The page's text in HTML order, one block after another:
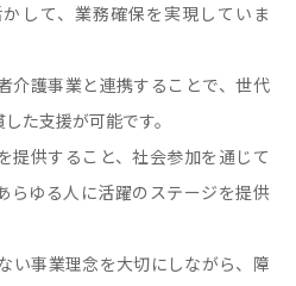
して、業務確保を実現していま
介護事業と連携することで、世代
た支援が可能です。
提供すること、社会参加を通じて
らゆる人に活躍のステージを提供
い事業理念を大切にしながら、障